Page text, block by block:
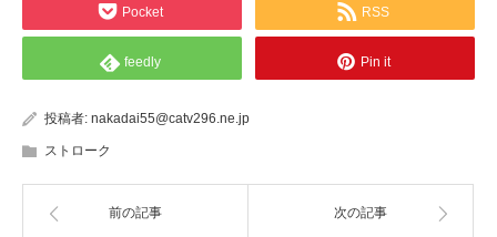
Pocket RSS
feedly Pin it
投稿者: nakadai55@catv296.ne.jp
ストローク
前の記事 次の記事